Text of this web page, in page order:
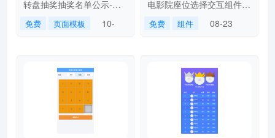
转盘抽奖抽奖名单公示-
免费 页面模板
10-
电影院座位选择交互组件-
免费 组件 08-23